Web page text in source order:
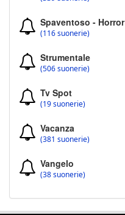
Spaventoso - Horror
(116 suonerie)
Strumentale
(506 suonerie)
Tv Spot
(19 suonerie)
Vacanza
(381 suonerie)
Vangelo
(38 suonerie)